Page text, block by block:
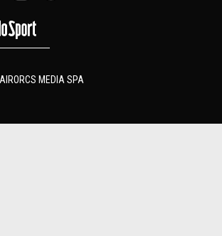
MEDIA SPA